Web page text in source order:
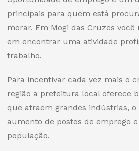
principais para quem está
morar. Em Mogi das Cruzes
em encontrar uma atividade
trabalho.
Para incentivar cada vez mais o
região a prefeitura local oferece
que atraem grandes indústrias, o
aumento de postos de emprego e
população.